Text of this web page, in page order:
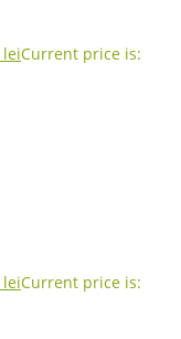
leiCurrent price is:
leiCurrent price is: